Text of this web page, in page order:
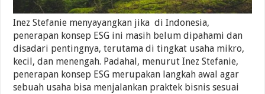
Inez Stefanie menyayangkan jika di Indonesia,
penerapan konsep ESG ini masih belum dipahami dan
disadari pentingnya, terutama di tingkat usaha mikro,
kecil, dan menengah. Padahal, menurut Inez Stefanie,
penerapan konsep ESG merupakan langkah awal agar
sebuah usaha bisa menjalankan praktek bisnis sesuai